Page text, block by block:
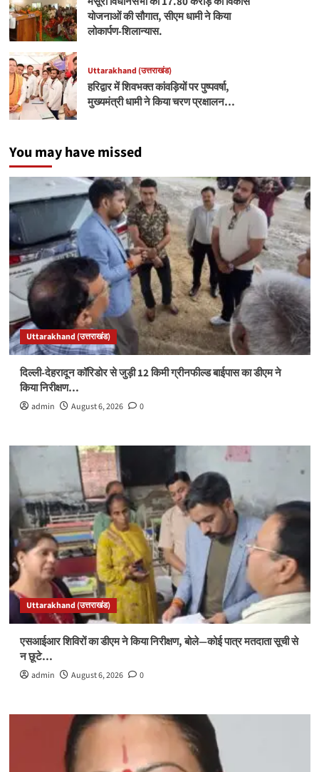
योजनाओं की सौगात, सीएम धामी ने किया
लोकार्पण-शिलान्यास.
Uttarakhand (उत्तराखंड)
हरिद्वार में शिवभक्त कांवड़ियों पर पुष्पवर्षा,
मुख्यमंत्री धामी ने किया चरण प्रक्षालन…
You may have missed
Uttarakhand (उत्तराखंड)
दिल्ली-देहरादून कॉरिडोर से जुड़ी 12 किमी ग्रीनफील्ड बाईपास का डीएम ने
किया निरीक्षण…
admin August 6, 2026 0
Uttarakhand (उत्तराखंड)
एसआईआर शिविरों का डीएम ने किया निरीक्षण, बोले—कोई पात्र मतदाता सूची से
न छूटे…
admin August 6, 2026 0